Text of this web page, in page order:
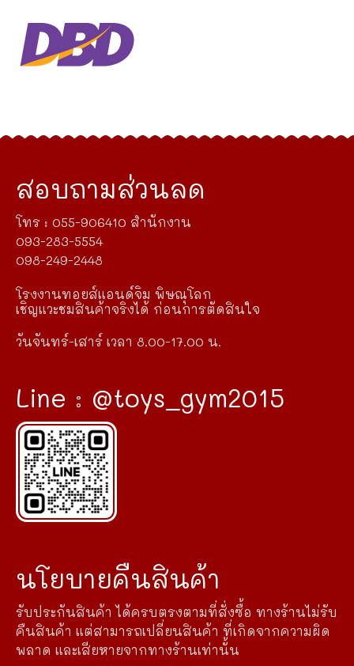
สอบถามส่วนลด
โทร : 055-906410 สำนักงาน
093-283-5554
098-249-2448
โรงงานทอยส์แอนด์จิม พิษณุโลก
เชิญแวะชมสินค้าจริงได้ ก่อนการตัดสินใจ
วันจันทร์-เสาร์ เวลา 8.00-17.00 น.
Line : @toys_gym2015
นโยบายคืนสินค้า
รับประกันสินค้า ได้ครบตรงตามที่สั่งซื้อ ทางร้านไม่รับ
คืนสินค้า แต่สามารถเปลี่ยนสินค้า ที่เกิดจากความผิด
พลาด และเสียหายจากทางร้านเท่านั้น